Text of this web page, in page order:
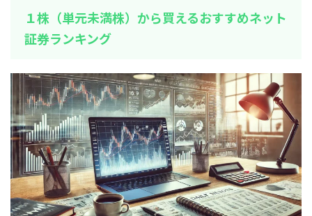
１株（単元未満株）から買えるおすすめネット
証券ランキング